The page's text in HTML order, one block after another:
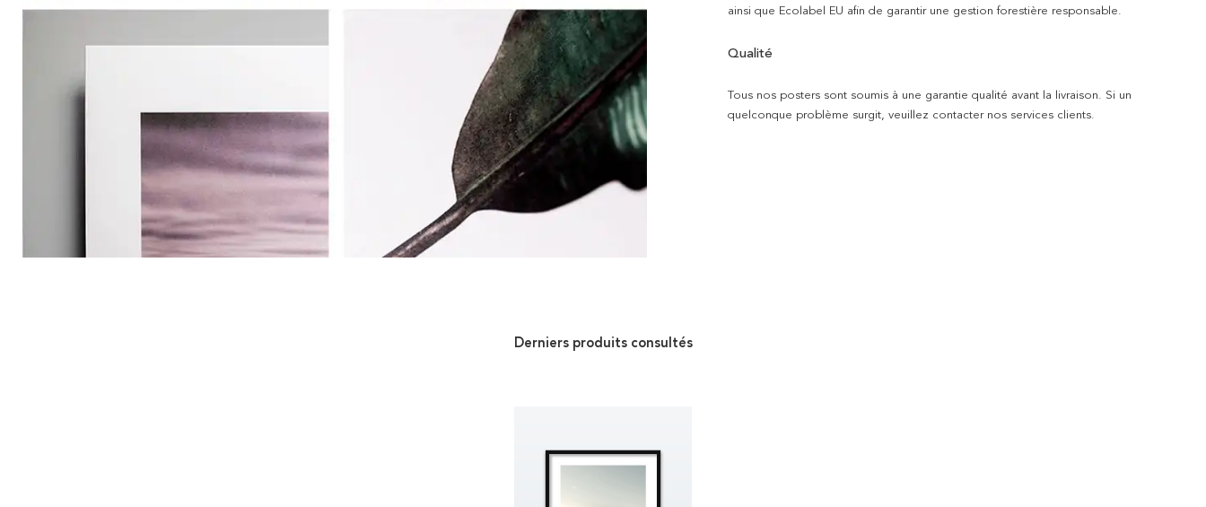
ainsi que Ecolabel EU afin de garantir une gestion forestière responsable.
Qualité
Tous nos posters sont soumis à une garantie qualité avant la livraison. Si un
quelconque problème surgit, veuillez contacter nos services clients.
Derniers produits consultés